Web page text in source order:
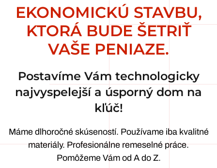
EKONOMICKÚ STAVBU,
KTORÁ BUDE ŠETRIŤ
VAŠE PENIAZE.
Postavíme Vám technologicky
najvyspelejší a úsporný dom na
kľúč!
Máme dlhoročné skúseností. Používame iba kvalitné
materiály. Profesionálne remeselné práce.
Pomôžeme Vám od A do Z.